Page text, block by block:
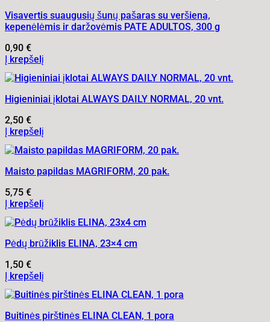
Visavertis suaugusių šunų pašaras su veršiena,
kepenėlėmis ir daržovėmis PATE ADULTOS, 300 g
0,90 €
Į krepšelį
Higieniniai įklotai ALWAYS DAILY NORMAL, 20 vnt.
2,50 €
Į krepšelį
Maisto papildas MAGRIFORM, 20 pak.
5,75 €
Į krepšelį
Pėdų brūžiklis ELINA, 23×4 cm
1,50 €
Į krepšelį
Buitinės pirštinės ELINA CLEAN, 1 pora